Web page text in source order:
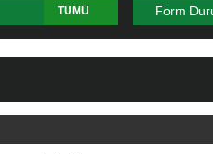
Form
TÜMÜ